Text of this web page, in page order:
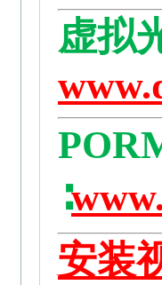
虚拟
∶
安装